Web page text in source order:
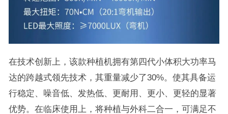
在技术创新上，该款种植机拥有第四代小体积大功率马
达的跨越式领先技术，其重量减少了30%。使其具备运
行稳定、噪音低、发热低、更耐用、更小、更轻的显著
优势。在临床使用上，将种植与外科二合一，可满足不